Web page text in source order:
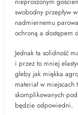
swobodny przepływ
nadmiernemu
ochroną a dostępem
Jednak ta solidność
i przez to mniej
gleby jak miękka
materiał w
skomplikowanych
będzie odpowiedni.